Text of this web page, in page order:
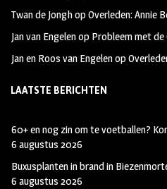
Twan de JonghopOverleden: Annie
Jan van Engelenop Probleem met de
Jan en Roos van Engelenop
LAATSTE BERICHTEN
60+ en nog zin om te voetballen?
6 augustus 2026
Buxusplanten in brand in
6 augustus 2026